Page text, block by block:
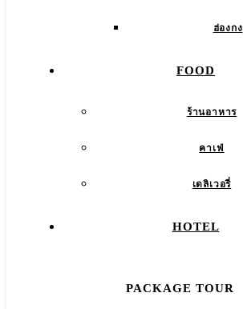
ฮ่องกง
FOOD
ร้านอาหาร
คาเฟ่
เดลิเวอรี่
HOTEL
PACKAGE TOUR